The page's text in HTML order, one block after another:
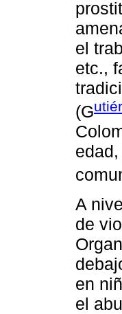
el
etc.,
(G
A
de
en
el